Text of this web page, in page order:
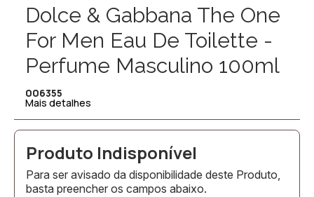
Dolce & Gabbana The One
For Men Eau De Toilette -
Perfume Masculino 100ml
006355
Mais detalhes
Para ser avisado da disponibilidade deste Produto,
basta preencher os campos abaixo.